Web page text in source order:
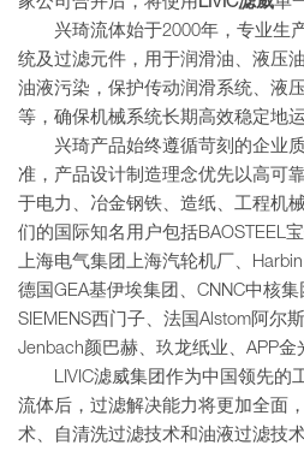
家公司合并后，将使用LIVIC滤威单
兴琦流体始于2000年，专业生
统及过滤元件，用于润滑油、液压
油液污染，保护传动润滑系统、液
等，确保机械系统长期高效稳定地运
兴琦产品始终遵循苛刻的企业质
准，产品设计制造理念优先以高可
于电力、冶金钢铁、造纸、工程机
们的国际知名用户包括BAOSTEEL
上海电气集团上海汽轮机厂、Harbin
德国GEA基伊埃集团、CNNC中核
SIEMENS西门子、法国Alstom阿尔
Jenbach颜巴赫、玖龙纸业、APP金
LIVIC滤威集团作为中国领先的
流体后，过滤解决能力将更加全面
术、自清洗过滤技术和油液过滤技